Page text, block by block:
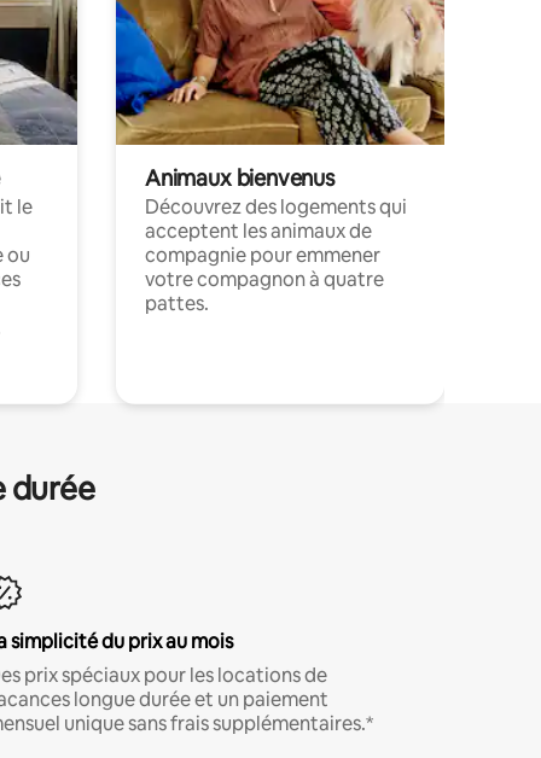
le
ou
Animaux bienvenus
Découvrez des logements qui
acceptent les animaux de
compagnie pour emmener
votre compagnon à quatre
pattes.
durée
simplicité du prix au mois
prix spéciaux pour les locations de
longue durée et un paiement
unique sans frais supplémentaires.*